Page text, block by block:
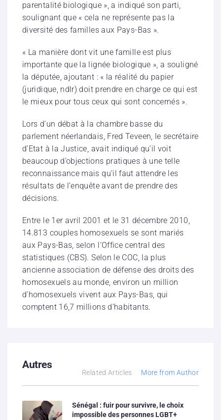
parentalité biologique », a indiqué son parti,
soulignant que « cela ne représente pas la
diversité des familles aux Pays-Bas ».
« La manière dont vit une famille est plus
importante que la lignée biologique », a souligné
la députée, ajoutant : « la réalité du papier
(juridique, ndlr) doit prendre en charge ce qui est
le mieux pour tous ceux qui sont concernés ».
Lors d’un débat à la chambre basse du
parlement néerlandais, Fred Teveen, le secrétaire
d’Etat à la Justice, avait indiqué qu’il voit
beaucoup d’objections pratiques à une telle
reconnaissance mais qu’il faut attendre les
résultats de l’enquête avant de prendre des
décisions.
Entre le 1er avril 2001 et le 31 décembre 2010,
14.813 couples homosexuels se sont mariés
aux Pays-Bas, selon l’Office central des
statistiques (CBS). Selon le COC, la plus
ancienne association de défense des droits des
homosexuels au monde, environ un million
d’homosexuels vivent aux Pays-Bas, qui
comptent 16,7 millions d’habitants.
Autres
Related Articles More from Author
Sénégal : fuir pour survivre, le choix
impossible des personnes LGBT+